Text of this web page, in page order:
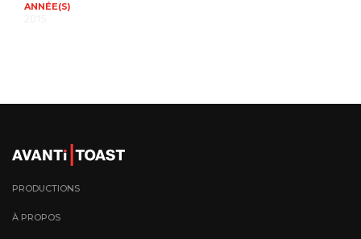
ANNÉE(S)
PRODUCTIONS
À PROPOS